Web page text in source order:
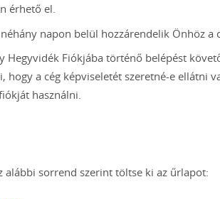
érhető el.
napon belül hozzárendelik Önhöz a
Hegyvidék Fiókjába történő belépést
a cég képviseletét szeretné-e ellátni
használni.
sorrend szerint töltse ki az űrlapot: